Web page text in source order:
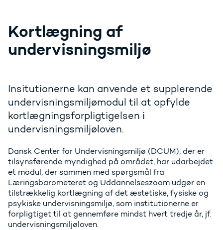
Kortlægning af
undervisningsmiljø
Insitutionerne kan anvende et supplerende
undervisningsmiljømodul til at opfylde
kortlægningsforpligtigelsen i
undervisningsmiljøloven.
Dansk Center for Undervisningsmiljø (DCUM), der er
tilsynsførende myndighed på området, har udarbejdet
et modul, der sammen med spørgsmål fra
Læringsbarometeret og Uddannelseszoom udgør en
tilstrækkelig kortlægning af det æstetiske, fysiske og
psykiske undervisningsmiljø, som institutionerne er
forpligtiget til at gennemføre mindst hvert tredje år, jf.
undervisningsmiljøloven.